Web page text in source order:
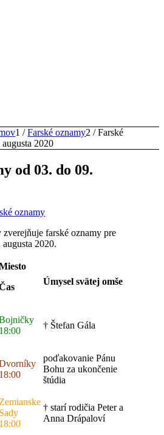
1 / Farské oznamy2 / Farské
2020
od 03. do 09.
oznamy
farské oznamy pre
2020.
Úmysel svätej omše
18:00
† Štefan Gála
18:00
poďakovanie Pánu
Bohu za ukončenie
štúdia
Zemianske
Sady
18:00
† starí rodičia Peter a
Anna Drápaloví